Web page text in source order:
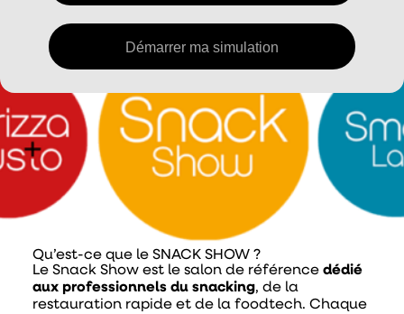
Qu’est-ce que le SNACK SHOW ?
Le Snack Show est le salon de référence dédié
aux professionnels du snacking, de la
restauration rapide et de la foodtech. Chaque